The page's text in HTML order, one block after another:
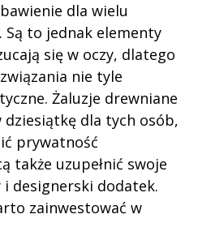
dla wielu
Są to jednak elementy
się w oczy, dlatego
nie tyle
Żaluzje drewniane
dziesiątkę dla tych osób,
prywatność
także uzupełnić swoje
designerski dodatek.
zainwestować w